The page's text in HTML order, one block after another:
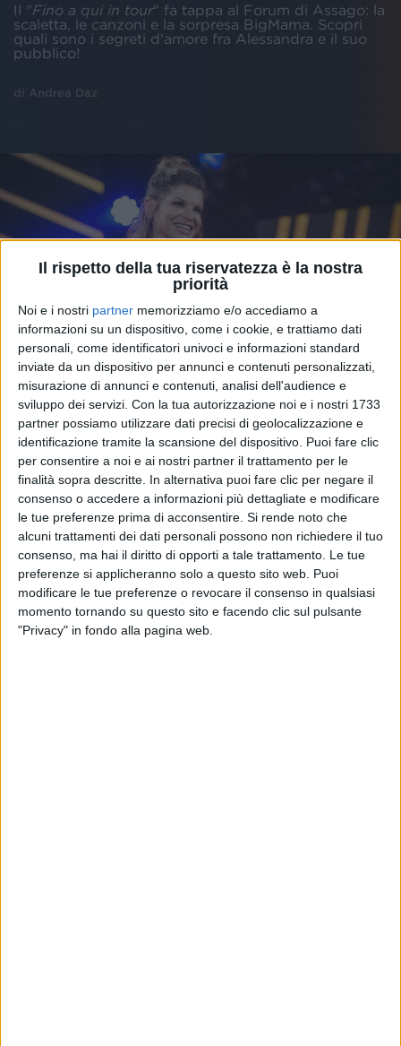
Il rispetto della tua riservatezza è la nostra
priorità
Noi e i nostri partner memorizziamo e/o accediamo a
informazioni su un dispositivo, come i cookie, e trattiamo dati
personali, come identificatori univoci e informazioni standard
inviate da un dispositivo per annunci e contenuti personalizzati,
misurazione di annunci e contenuti, analisi dell'audience e
sviluppo dei servizi. Con la tua autorizzazione noi e i nostri 1733
partner possiamo utilizzare dati precisi di geolocalizzazione e
identificazione tramite la scansione del dispositivo. Puoi fare clic
per consentire a noi e ai nostri partner il trattamento per le
finalità sopra descritte. In alternativa puoi fare clic per negare il
consenso o accedere a informazioni più dettagliate e modificare
le tue preferenze prima di acconsentire. Si rende noto che
alcuni trattamenti dei dati personali possono non richiedere il tuo
consenso, ma hai il diritto di opporti a tale trattamento. Le tue
preferenze si applicheranno solo a questo sito web. Puoi
modificare le tue preferenze o revocare il consenso in qualsiasi
momento tornando su questo sito e facendo clic sul pulsante
"Privacy" in fondo alla pagina web.
Il "Fino a qui in tour" fa tappa al Forum di Assago: la
scaletta, le canzoni e la sorpresa BigMama. Scopri
quali sono i segreti d'amore fra Alessandra e il suo
pubblico!
di Andrea Daz
L'INTERVISTA 07 nov 2024
Alessandra Amoroso: il rapporto con
BigMama, il tour e... la sua nuova sensualità
Tirando le somme, il 2024 dell'artista "È stato fatto di
grandi novità e di consapevolezza", ma non è il
momento di fermarsi, anzi: dopo il tour, ci sarà un
nuovo album
diMaria Vittoria Pezzoni